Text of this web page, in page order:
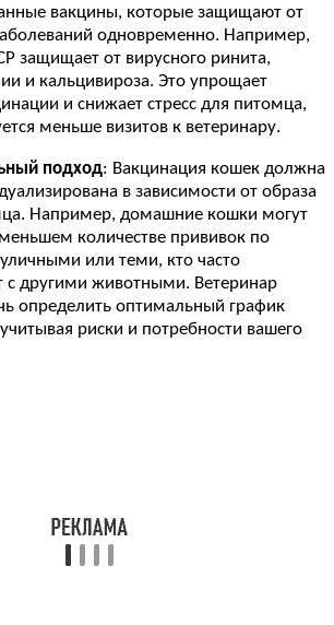
вакцины, которые защищают от
одновременно. Например,
защищает от вирусного ринита,
и кальцивироза. Это упрощает
и снижает стресс для питомца,
меньше визитов к ветеринару.
подход: Вакцинация кошек должна
в зависимости от образа
Например, домашние кошки могут
количестве прививок по
или теми, кто часто
с другими животными. Ветеринар
определить оптимальный график
риски и потребности вашего